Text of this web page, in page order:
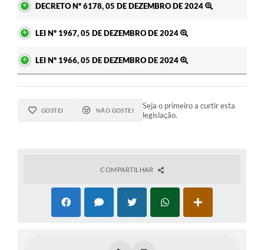
DECRETO Nº 6178, 05 DE DEZEMBRO DE 2024
LEI Nº 1967, 05 DE DEZEMBRO DE 2024
LEI Nº 1966, 05 DE DEZEMBRO DE 2024
GOSTEI NÃO GOSTEI
Seja o primeiro a curtir esta
legislação.
COMPARTILHAR